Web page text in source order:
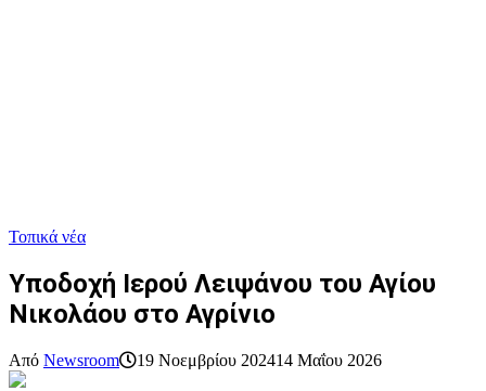
Τοπικά νέα
Υποδοχή Ιερού Λειψάνου του Αγίου
Νικολάου στο Αγρίνιο
Από Newsroom 19 Νοεμβρίου 202414 Μαΐου 2026